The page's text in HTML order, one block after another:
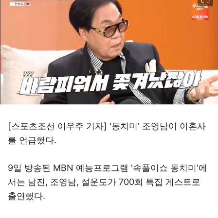
[스포츠조선 이우주 기자] '동치미' 조영남이 이혼사
를 언급했다.
9일 방송된 MBN 예능프로그램 '속풀이쇼 동치미'에
서는 남진, 조영남, 설운도가 700회 특집 게스트로
출연했다.